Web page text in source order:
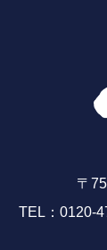
〒
TEL：0120-